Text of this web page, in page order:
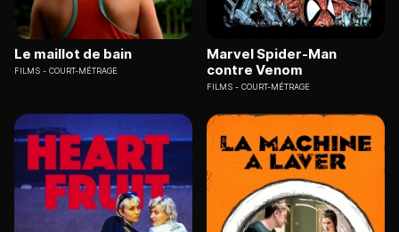
Le maillot de bain
FILMS COURT-MÉTRAGE
Marvel Spider-Man
contre Venom
FILMS COURT-MÉTRAGE